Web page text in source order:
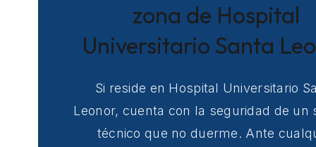
zona de Hospital
Universitario Santa
Si reside en Hospital Universitario
Leonor, cuenta con la seguridad de un
técnico que no duerme. Ante